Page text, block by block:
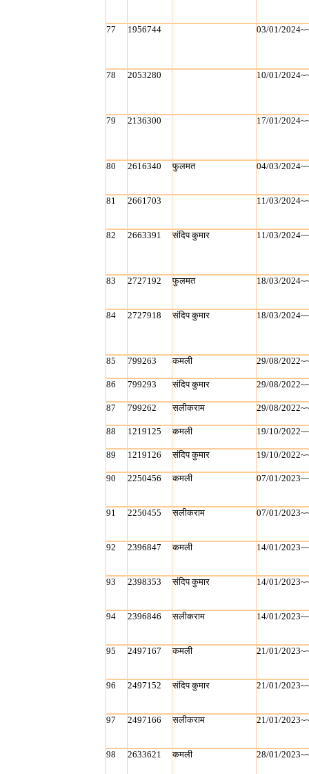
77 1956744 03/01/
78 2053280 10/01/
79 2136300 17/01/
80 2616340 फुलमत 04/03/
81 2661703 11/03/
82 2663391 संदिप कुमार 11/03/
83 2727192 फुलमत 18/03/
84 2727918 संदिप कुमार 18/03/
85 799263 कमली 29/08/
86 799293 संदिप कुमार 29/08/
87 799262 सलीकराम 29/08/
88 1219125 कमली 19/10/
89 1219126 संदिप कुमार 19/10/
90 2250456 कमली 07/01/
91 2250455 सलीकराम 07/01/
92 2396847 कमली 14/01/
93 2398353 संदिप कुमार 14/01/
94 2396846 सलीकराम 14/01/
95 2497167 कमली 21/01/
96 2497152 संदिप कुमार 21/01/
97 2497166 सलीकराम 21/01/
98 2633621 कमली 28/01/